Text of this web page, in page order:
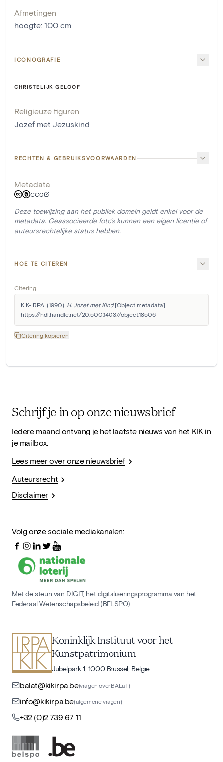
Afmetingen
hoogte: 100 cm
ICONOGRAFIE
CHRISTELIJK GELOOF
Religieuze figuren
Jozef met Jezuskind
RECHTEN & GEBRUIKSVOORWAARDEN
Metadata
CC0
Deze toewijzing aan het publiek domein geldt enkel voor de
metadata. Geassocieerde foto's kunnen een eigen licentie of
auteursrechtelijke status hebben.
HOE TE CITEREN
Citering
KIK-IRPA. (1990). H. Jozef met Kind [Object metadata].
https://hdl.handle.net/20.500.14037/object.18506
Citering kopiëren
Schrijf je in op onze nieuwsbrief
Iedere maand ontvang je het laatste nieuws van het KIK in
je mailbox.
Lees meer over onze nieuwsbrief
Auteursrecht
Disclaimer
Volg onze sociale mediakanalen:
Met de steun van DIGIT, het digitaliseringsprogramma van het
Federaal Wetenschapsbeleid (BELSPO)
Koninklijk Instituut voor het
Kunstpatrimonium
Jubelpark 1, 1000 Brussel, België
balat@kikirpa.be(vragen over BALaT)
info@kikirpa.be(algemene vragen)
+32 (0)2 739 67 11